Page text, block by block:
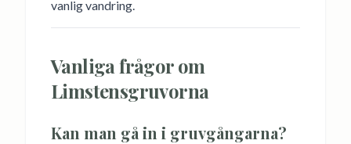
vanlig vandring.
Vanliga frågor om
Limstensgruvorna
Kan man gå in i gruvgångarna?